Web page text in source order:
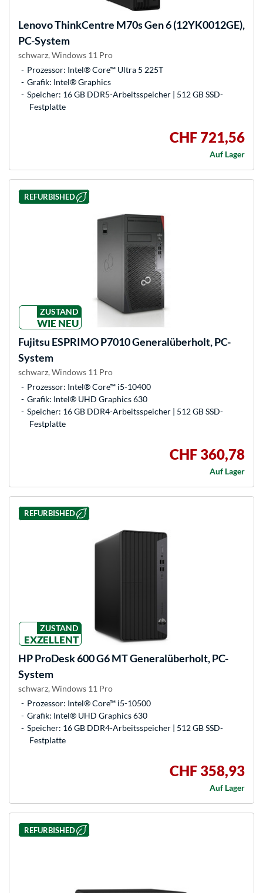
LenovoThinkCentre M70s Gen 6 (12YK0012GE),
PC-System
schwarz, Windows 11 Pro
Prozessor: Intel® Core™ Ultra 5 225T
Grafik: Intel® Graphics
Speicher: 16 GB DDR5-Arbeitsspeicher | 512 GB SSD-
Festplatte
CHF 721,56
Auf Lager
REFURBISHED
ZUSTAND
WIE NEU
Fujitsu ESPRIMO P7010 Generalüberholt, PC-
System
schwarz, Windows 11 Pro
Prozessor: Intel® Core™ i5-10400
Grafik: Intel® UHD Graphics 630
Speicher: 16 GB DDR4-Arbeitsspeicher | 512 GB SSD-
Festplatte
CHF 360,78
Auf Lager
REFURBISHED
ZUSTAND
EXZELLENT
HPProDesk 600 G6 MT Generalüberholt, PC-
System
schwarz, Windows 11 Pro
Prozessor: Intel® Core™ i5-10500
Grafik: Intel® UHD Graphics 630
Speicher: 16 GB DDR4-Arbeitsspeicher | 512 GB SSD-
Festplatte
CHF 358,93
Auf Lager
REFURBISHED